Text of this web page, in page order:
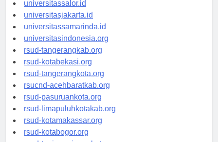
universitassalor.id
universitasjakarta.id
universitassamarinda.id
universitasindonesia.org
rsud-tangerangkab.org
rsud-kotabekasi.org
rsud-tangerangkota.org
rsucnd-acehbaratkab.org
rsud-pasuruankota.org
rsud-limapuluhkotakab.org
rsud-kotamakassar.org